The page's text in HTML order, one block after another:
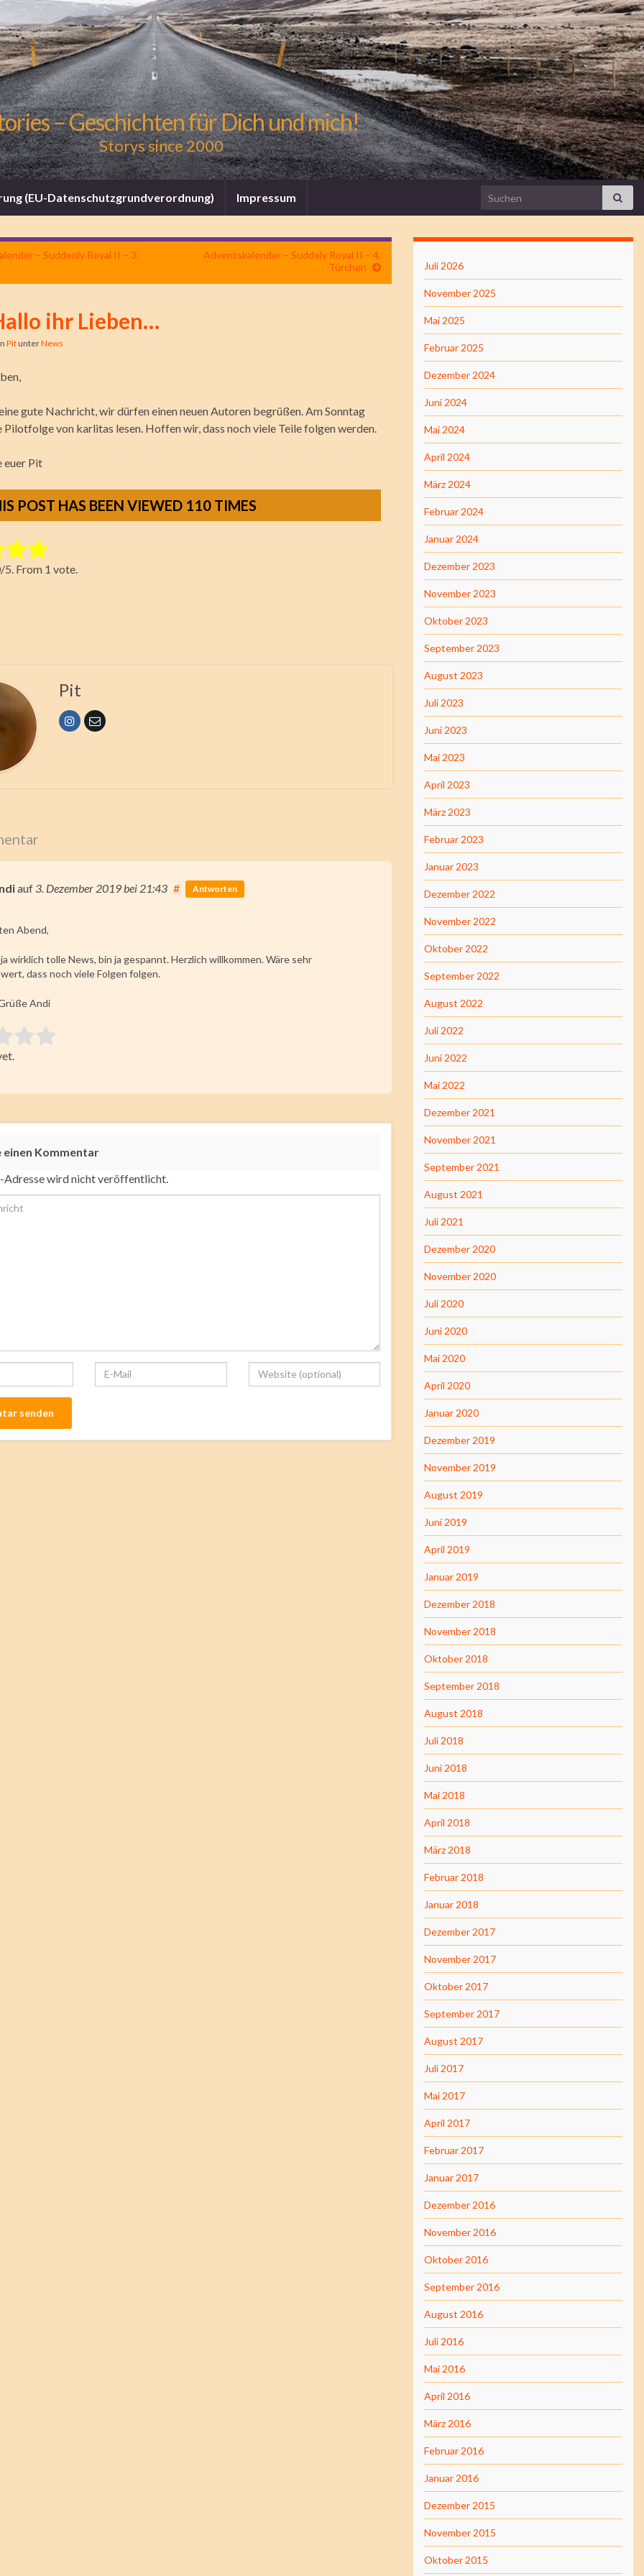
– Geschichten für Dich und mich!
Storys since 2000
(EU-Datenschutzgrundverordnung) Impressum Search for:
– Suddenly Royal II – 3.
Adventskalender – Suddely Royal II – 4.
Türchen
ihr Lieben…
PitunterNews
gute Nachricht, wir dürfen einen neuen Autoren begrüßen. Am Sonntag
Pilotfolge von karlitas lesen. Hoffen wir, dass noch viele Teile folgen werden.
euer Pit
POST HAS BEEN VIEWED 110 TIMES
/5. From 1 vote.
Pit
auf 3. Dezember 2019 bei 21:43 # Antworten
Abend,
wirklich tolle News, bin ja gespannt. Herzlich willkommen. Wäre sehr
dass noch viele Folgen folgen.
Andi
einen Kommentar
Adresse wird nicht veröffentlicht.
Juli 2026
November 2025
Mai 2025
Februar 2025
Dezember 2024
Juni 2024
Mai 2024
April 2024
März 2024
Februar 2024
Januar 2024
Dezember 2023
November 2023
Oktober 2023
September 2023
August 2023
Juli 2023
Juni 2023
Mai 2023
April 2023
März 2023
Februar 2023
Januar 2023
Dezember 2022
November 2022
Oktober 2022
September 2022
August 2022
Juli 2022
Juni 2022
Mai 2022
Dezember 2021
November 2021
September 2021
August 2021
Juli 2021
Dezember 2020
November 2020
Juli 2020
Juni 2020
Mai 2020
April 2020
Januar 2020
Dezember 2019
November 2019
August 2019
Juni 2019
April 2019
Januar 2019
Dezember 2018
November 2018
Oktober 2018
September 2018
August 2018
Juli 2018
Juni 2018
Mai 2018
April 2018
März 2018
Februar 2018
Januar 2018
Dezember 2017
November 2017
Oktober 2017
September 2017
August 2017
Juli 2017
Mai 2017
April 2017
Februar 2017
Januar 2017
Dezember 2016
November 2016
Oktober 2016
September 2016
August 2016
Juli 2016
Mai 2016
April 2016
März 2016
Februar 2016
Januar 2016
Dezember 2015
November 2015
Oktober 2015